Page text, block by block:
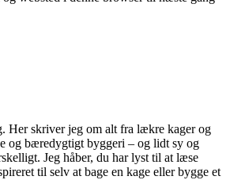
Her skriver jeg om alt fra lækre kager og
og bæredygtigt byggeri – og lidt sy og
Jeg håber, du har lyst til at læse
til selv at bage en kage eller bygge et